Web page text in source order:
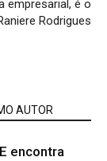
empresarial, é o
Rodrigues
AUTOR
encontra